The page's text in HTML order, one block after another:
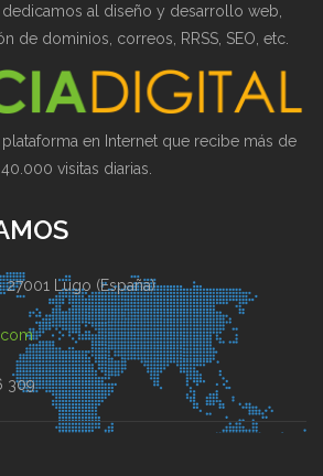
dedicamos al diseño y desarrollo web,
de dominios, correos, RRSS, SEO, etc.
en Internet que recibe más de
40.000 visitas diarias.
27001 Lugo (España)
309